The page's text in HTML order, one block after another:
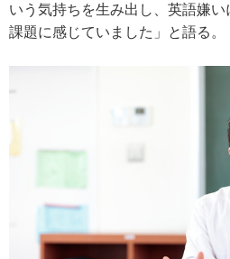
いう気持ちを生み出し、英語嫌
課題に感じていました」と語る。